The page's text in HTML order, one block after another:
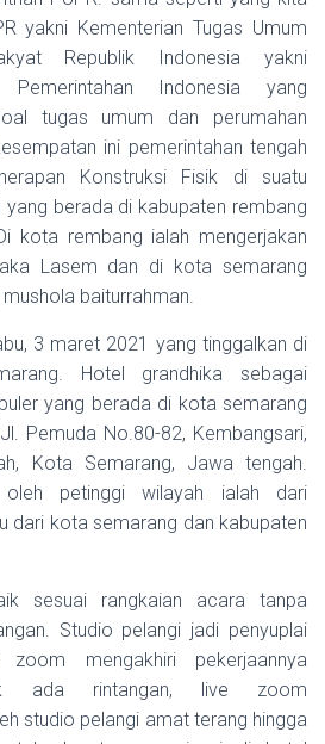
yakni Kementerian Tugas Umum
Republik Indonesia yakni
Indonesia yang
tugas umum dan perumahan
ini pemerintahan tengah
Konstruksi Fisik di suatu
yang berada di kabupaten rembang
kota rembang ialah mengerjakan
Lasem dan di kota semarang
baiturrahman.
3 maret 2021 yang tinggalkan di
Hotel grandhika sebagai
yang berada di kota semarang
Pemuda No.80-82, Kembangsari,
Kota Semarang, Jawa tengah.
petinggi wilayah ialah dari
dari kota semarang dan kabupaten
sesuai rangkaian acara tanpa
Studio pelangi jadi penyuplai
mengakhiri pekerjaannya
ada rintangan, live zoom
studio pelangi amat terang hingga